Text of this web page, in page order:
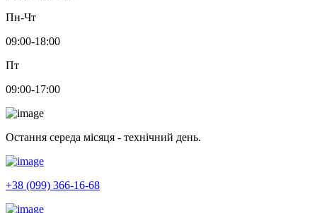
Пн-Чт
09:00-18:00
Пт
09:00-17:00
Остання середа місяця - технічний день.
+38 (099) 366-16-68